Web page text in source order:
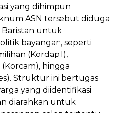
yang dihimpun
ASN tersebut diduga
untuk
bayangan, seperti
(Kordapil),
hingga
Struktur ini bertugas
yang diidentifikasi
diarahkan untuk